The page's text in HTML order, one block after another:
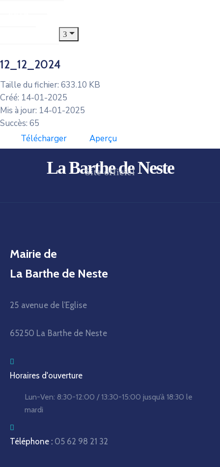
12_12_2024
Taille du fichier: 633.10 KB
Créé: 14-01-2025
Mis à jour: 14-01-2025
Succès: 65
Télécharger
Aperçu
La Barthe de Neste
Site officiel
Mairie de
La Barthe de Neste
25 avenue de l’Eglise
65250 La Barthe de Neste
Horaires d'ouverture
Lun-Ven: 8:30-12:00 / 13:30-15:00 jusqu’à 18:30 le
mardi
Téléphone : 05 62 98 21 32